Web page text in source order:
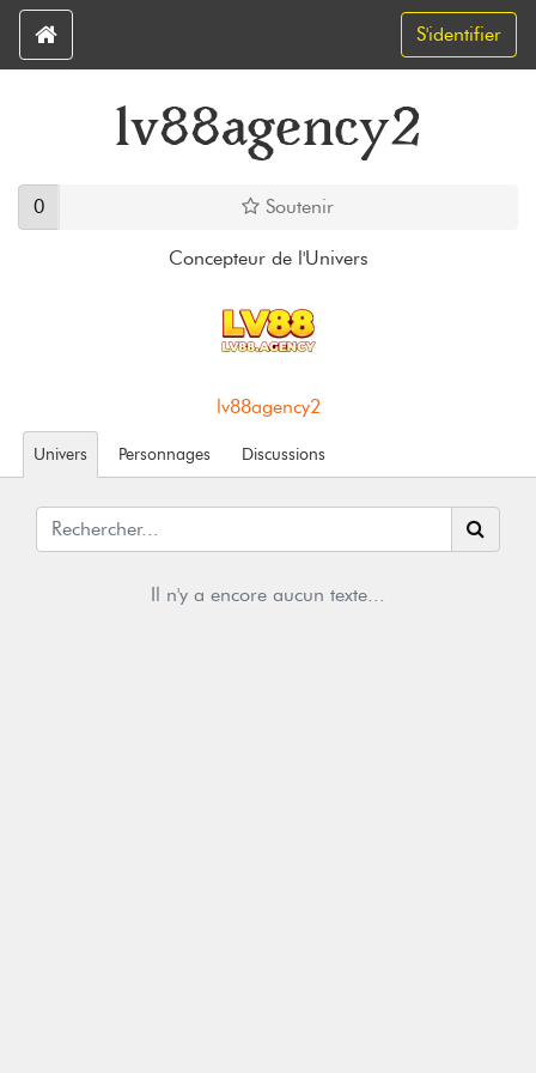
S'identifier
lv88agency2
0 Soutenir
Concepteur de l'Univers
lv88agency2
Univers Personnages Discussions
Il n'y a encore aucun texte...